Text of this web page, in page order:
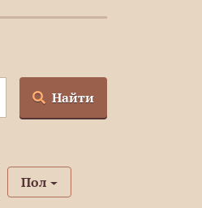
Найти
Пол